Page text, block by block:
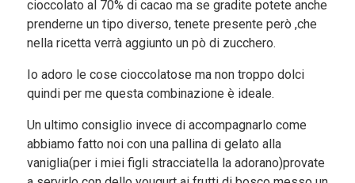
cioccolato al 70% di cacao ma se gradite potete anche
prenderne un tipo diverso, tenete presente però ,che
nella ricetta verrà aggiunto un pò di zucchero.
Io adoro le cose cioccolatose ma non troppo dolci
quindi per me questa combinazione è ideale.
Un ultimo consiglio invece di accompagnarlo come
abbiamo fatto noi con una pallina di gelato alla
vaniglia(per i miei figli stracciatella la adorano)provate